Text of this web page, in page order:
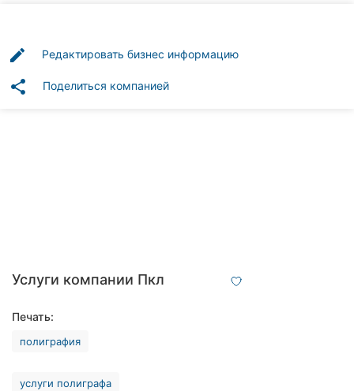
рубрики
Тернополь
edit Редактировать бизнес информацию
share Поделиться компанией
Услуги компании Пкл
Печать:
полиграфия
услуги полиграфа